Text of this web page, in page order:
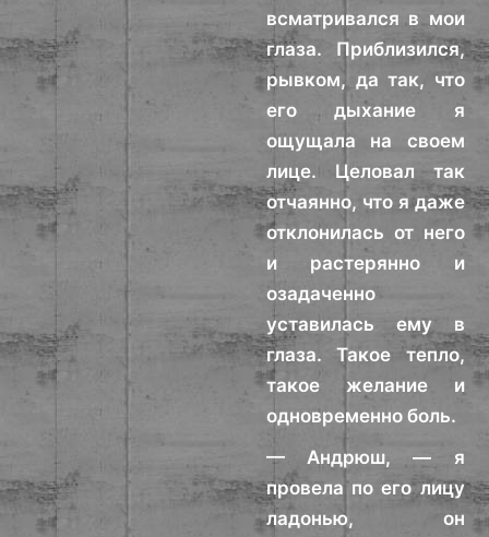
всматривался в мои
глаза. Приблизился,
рывком, да так, что
его дыхание я
ощущала на своем
лице. Целовал так
отчаянно, что я даже
отклонилась от него
и растерянно и
озадаченно
уставилась ему в
глаза. Такое тепло,
такое желание и
одновременно боль.
— Андрюш, — я
провела по его лицу
ладонью, он